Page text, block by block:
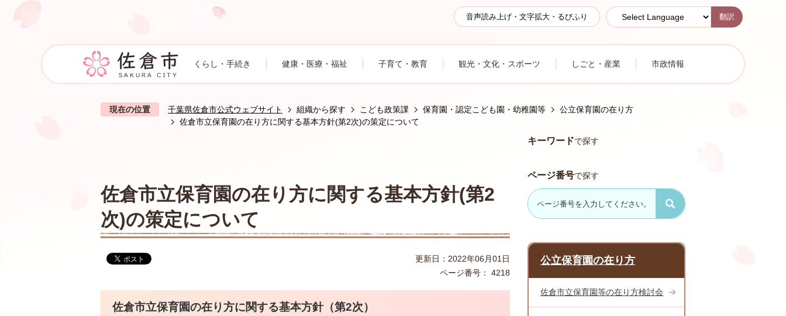
音声読み上げ・文字拡大・るびふり 翻訳
くらし・手続き 健康・医療・福祉 子育て・教育 観光・文化・スポーツ しごと・産業 市政情報
現在の位置 千葉県佐倉市公式ウェブサイト 組織から探す こども政策課 保育園・認定こども園・幼稚園等
公立保育園の在り方
佐倉市立保育園の在り方に関する基本方針(第2次)の策定について
佐倉市立保育園の在り方に関する基本方針(第2
次)の策定について
更新日：2022年06月01日
ページ番号：
4218
佐倉市立保育園の在り方に関する基本方針（第2次）
キーワードで探す
ページ番号で探す
公立保育園の在り方
佐倉市立保育園等の在り方検討会